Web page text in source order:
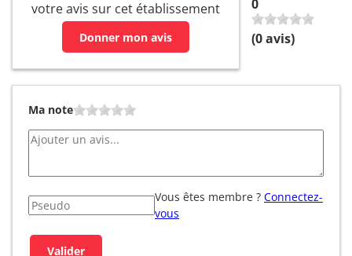
votre avis sur cet établissement
Donner mon avis
0
(0avis)
Ma note
Vous êtes membre ? Connectez-
vous